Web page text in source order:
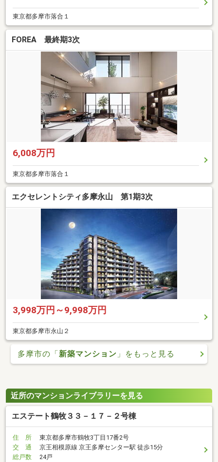
東京都多摩市落合１
FOREA 最終期3次
6,008万円
東京都多摩市落合１
エクセレントシティ多摩永山 第1期3次
3,998万円～9,998万円
東京都多摩市永山２
多摩市の「新築マンション 」をもっと見る
近所のマンションライブラリーを見る
エステート鶴牧３３－１７－２号棟
住 所
東京都多摩市鶴牧3丁目17番2号
交 通
京王相模原線 京王多摩センター駅 徒歩15分
総戸数
24戸